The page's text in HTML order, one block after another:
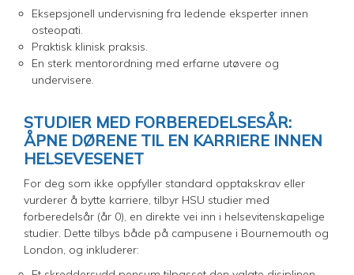
Eksepsjonell undervisning fra ledende eksperter innen
osteopati.
Praktisk klinisk praksis.
En sterk mentorordning med erfarne utøvere og
undervisere.
STUDIER MED FORBEREDELSESÅR:
ÅPNE DØRENE TIL EN KARRIERE INNEN
HELSEVESENET
For deg som ikke oppfyller standard opptakskrav eller
vurderer å bytte karriere, tilbyr HSU studier med
forberedelsår (år 0), en direkte vei inn i helsevitenskapelige
studier. Dette tilbys både på campusene i Bournemouth og
London, og inkluderer: